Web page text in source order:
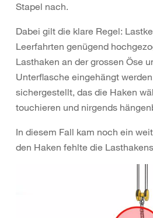
Stapel nach.
Dabei gilt die klare Regel:
Leerfahrten genügend
Lasthaken an der grossen Öse
Unterflasche eingehängt
sichergestellt, das die Haken
touchieren und nirgends
In diesem Fall kam noch ein
den Haken fehlte die